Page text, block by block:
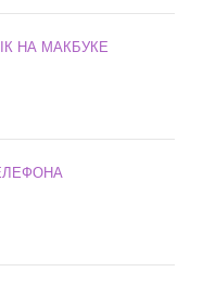
НА МАКБУКЕ